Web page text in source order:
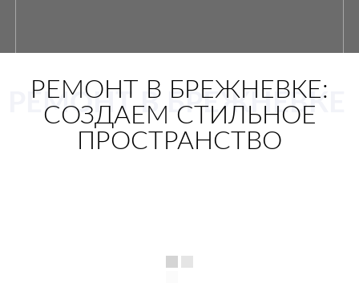
РЕМОНТ В БРЕЖНЕВКЕ
РЕМОНТ В БРЕЖНЕВКЕ:
СОЗДАЕМ СТИЛЬНОЕ
ПРОСТРАНСТВО